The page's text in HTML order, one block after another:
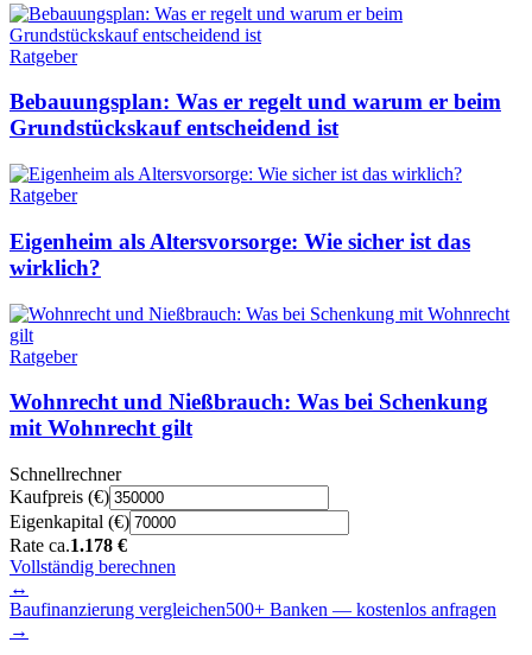
Ratgeber
Bebauungsplan: Was er regelt und warum er beim
Grundstückskauf entscheidend ist
Ratgeber
Eigenheim als Altersvorsorge: Wie sicher ist das
wirklich?
Ratgeber
Wohnrecht und Nießbrauch: Was bei Schenkung
mit Wohnrecht gilt
Schnellrechner
Kaufpreis (€)
Eigenkapital (€)
Rate ca.1.178 €
Vollständig berechnen
↔
Baufinanzierung vergleichen500+ Banken — kostenlos anfragen
→